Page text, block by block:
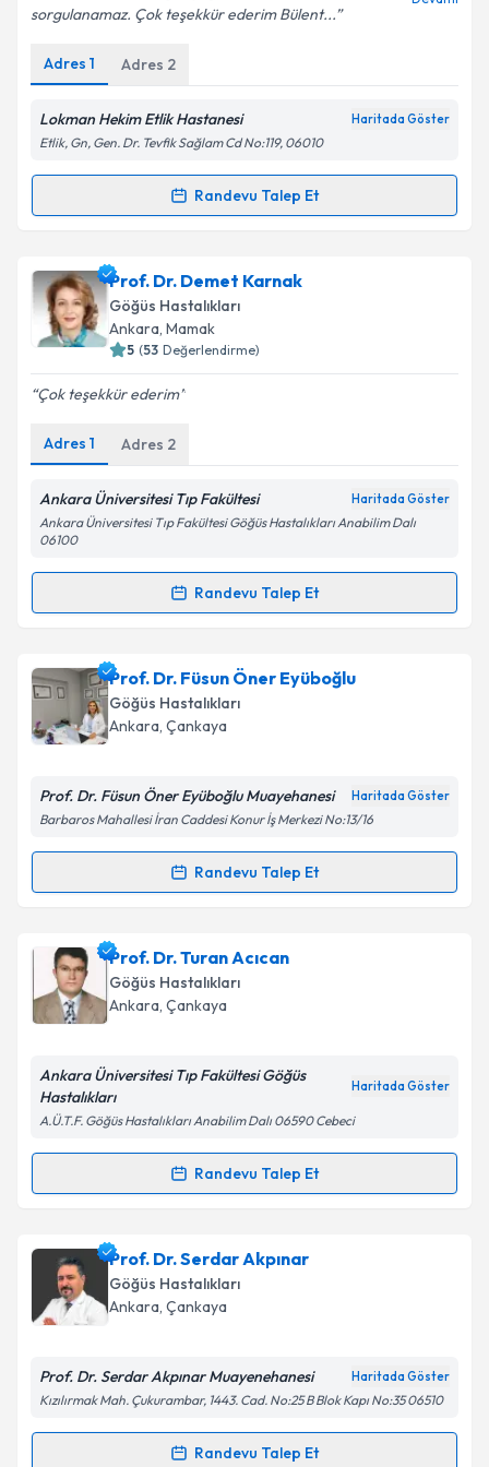
Kişisel verilerimin işlenmesine ilişkinAydınlatma
Metni 'ni okudum ve kişisel verilerimin belirtilen
kapsamda işlenmesini kabul ediyorum.
Takvim Talebini Gönder
sorgulanamaz. Çok teşekkür ederim Bülent...
Adres 1 Adres 2
Lokman Hekim Etlik Hastanesi Haritada Göster
Etlik, Gn, Gen. Dr. Tevfik Sağlam Cd No:119, 06010
Randevu Talep Et
Randevu Takvimi Talebi
Prof. Dr. Bülent Bozkurtiçin randevu takvimi talebi
oluşturun. Size bu uzmandan randevu almanız için bir
takvim hazırlandığında e-posta ile bilgilendireceğiz.
Metni'ni okudum ve kişisel verilerimin belirtilen
kapsamda işlenmesini kabul ediyorum.
Takvim Talebini Gönder
Prof. Dr. Demet Karnak
Göğüs Hastalıkları
Ankara, Mamak
5 (53 Değerlendirme)
Çok teşekkür ederim
Adres 1 Adres 2
Ankara Üniversitesi Tıp Fakültesi Haritada Göster
Ankara Üniversitesi Tıp Fakültesi Göğüs Hastalıkları Anabilim Dalı
06100
Randevu Talep Et
Randevu Takvimi Talebi
Prof. Dr. Demet Karnakiçin randevu takvimi talebi
oluşturun. Size bu uzmandan randevu almanız için bir
takvim hazırlandığında e-posta ile bilgilendireceğiz.
Kişisel verilerimin işlenmesine ilişkin
Metni'ni okudum ve kişisel verilerimin belirtilen
Takvim Talebini Gönder
Prof. Dr. Füsun Öner Eyüboğlu
Göğüs Hastalıkları
Ankara, Çankaya
Prof. Dr. Füsun Öner Eyüboğlu Muayehanesi Haritada Göster
Barbaros Mahallesi İran Caddesi Konur İş Merkezi No:13/16
Randevu Talep Et
Randevu Takvimi Talebi
Prof. Dr. Füsun Öner Eyüboğlu
talebi oluşturun. Size bu uzmandan randevu almanız
için bir takvim hazırlandığında e-posta ile
bilgilendireceğiz.
E-posta Adresiniz
Kişisel verilerimin işlenmesine ilişkin
Metni'ni okudum ve kişisel verilerimin belirtilen
Takvim Talebini Gönder
Prof. Dr. Turan Acıcan
Göğüs Hastalıkları
Ankara, Çankaya
Ankara Üniversitesi Tıp Fakültesi Göğüs
Hastalıkları
Haritada Göster
A.Ü.T.F. Göğüs Hastalıkları Anabilim Dalı 06590 Cebeci
Randevu Talep Et
Randevu Takvimi Talebi
Prof. Dr. Turan Acıcan için randevu takvimi talebi
oluşturun. Size bu uzmandan randevu almanız için bir
takvim hazırlandığında e-posta ile bilgilendireceğiz.
Kişisel verilerimin işlenmesine ilişkin
Prof. Dr. Serdar Akpınar
Göğüs Hastalıkları
Ankara, Çankaya
Prof. Dr. Serdar Akpınar Muayenehanesi Haritada Göster
Kızılırmak Mah. Çukurambar, 1443. Cad. No:25 B Blok Kapı No:35 06510
Randevu Talep Et